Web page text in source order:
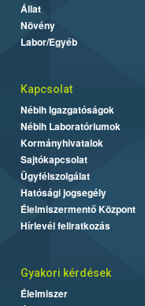
Állat
Növény
Labor/Egyéb
Kapcsolat
Nébih Igazgatóságok
Nébih Laboratóriumok
Kormányhivatalok
Sajtókapcsolat
Ügyfélszolgálat
Hatósági jogsegély
Élelmiszermentő Központ
Hírlevél feliratkozás
Gyakori kérdések
Élelmiszer